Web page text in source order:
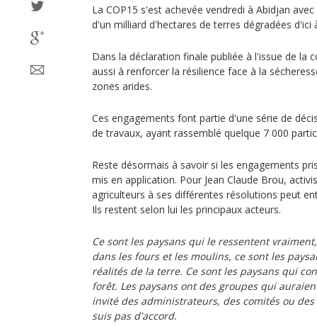
La COP15 s'est achevée vendredi à Abidjan
d'un milliard d'hectares de terres dégradées d'ici
Dans la déclaration finale publiée à l'issue de la
aussi à renforcer la résilience face à la
zones arides.
Ces engagements font partie d'une série de
de travaux, ayant rassemblé quelque 7 000
Reste désormais à savoir si les engagements
mis en application. Pour Jean Claude Brou,
agriculteurs à ses différentes résolutions peut
Ils restent selon lui les principaux acteurs.
Ce sont les paysans qui le ressentent
dans les fours et les moulins, ce sont les
réalités de la terre. Ce sont les paysans qui
forêt. Les paysans ont des groupes qui
invité des administrateurs, des comités ou
suis pas d'accord.